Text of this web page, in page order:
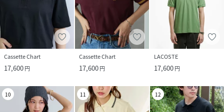
Cassette Chart
17,600円
Cassette Chart
17,600円
LACOSTE
17,600円
10 11 12